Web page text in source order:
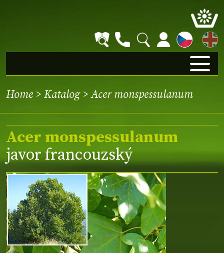
EN
Home > Katalog> Acer monspessulanum
Acer monspessulanum
javor francouzský